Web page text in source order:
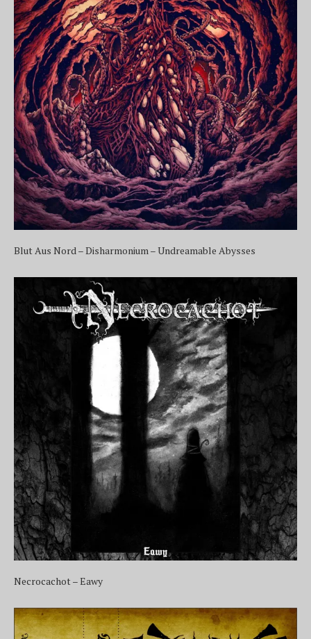
Blut Aus Nord – Disharmonium – Undreamable Abysses
Necrocachot – Eawy